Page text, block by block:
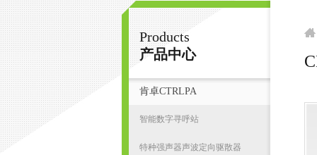
广州鸿庆音响科技有限公司
Products
产品中心
肯卓CTRLPA
智能数字寻呼站
特种强声器声波定向驱散器